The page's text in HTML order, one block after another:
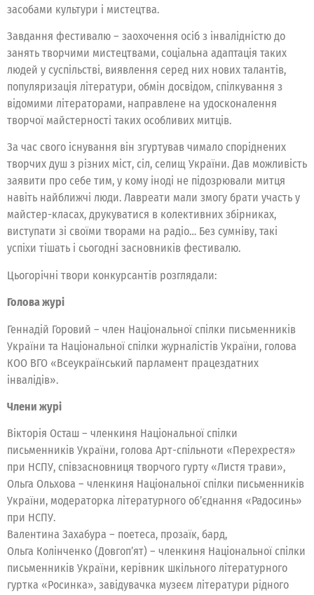
засобами культури і мистецтва.
Завдання фестивалю – заохочення осіб з інвалідністю до
занять творчими мистецтвами, соціальна адаптація таких
людей у суспільстві, виявлення серед них нових талантів,
популяризація літератури, обмін досвідом, спілкування з
відомими літераторами, направлене на удосконалення
творчої майстерності таких особливих митців.
За час свого існування він згуртував чимало споріднених
творчих душ з різних міст, сіл, селищ України. Дав можливість
заявити про себе тим, у кому іноді не підозрювали митця
навіть найближчі люди. Лавреати мали змогу брати участь у
майстер-класах, друкуватися в колективних збірниках,
виступати зі своїми творами на радіо… Без сумніву, такі
успіхи тішать і сьогодні засновників фестивалю.
Цьогорічні твори конкурсантів розглядали:
Голова журі
Геннадій Горовий – член Національної спілки письменників
України та Національної спілки журналістів України, голова
КОО ВГО «Всеукраїнський парламент працездатних
інвалідів».
Члени журі
Вікторія Осташ – членкиня Національної спілки
письменників України, голова Арт-спільноти «Перехрестя»
при НСПУ, співзасновниця творчого гурту «Листя трави»,
Ольга Ольхова – членкиня Національної спілки письменників
України, модераторка літературного об’єднання «Радосинь»
при НСПУ.
Валентина Захабура – поетеса, прозаїк, бард,
Ольга Колінченко (Довгоп’ят) – членкиня Національної спілки
письменників України, керівник шкільного літературного
гуртка «Росинка», завідувачка музеєм літератури рідного